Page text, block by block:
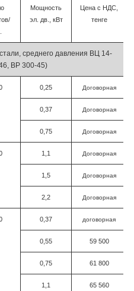
Мощность
эл. дв., кВт
Цена c НДС,
тенге
среднего давления ВЦ 14-
ВР 300-45)
0,25 Договорная
0,37 Договорная
0,75 Договорная
1,1 Договорная
1,5 Договорная
2,2 Договорная
0,37 договорная
0,55 59 500
0,75 61 800
1,1 65 560